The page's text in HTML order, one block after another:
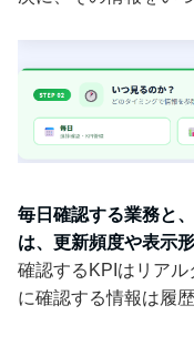
毎日確認する業務と
は、更新頻度や表示
確認するKPIはリア
に確認する情報は履